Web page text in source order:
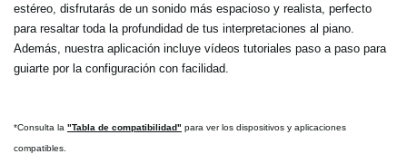
estéreo, disfrutarás de un sonido más espacioso y realista, perfecto
para resaltar toda la profundidad de tus interpretaciones al piano.
Además, nuestra aplicación incluye vídeos tutoriales paso a paso para
guiarte por la configuración con facilidad.
*Consulta la "Tabla de compatibilidad" para ver los dispositivos y aplicaciones
compatibles.